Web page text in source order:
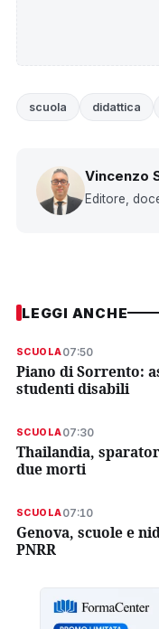
scuola didattica
Vincenzo
Editore,
LEGGI ANCHE
SCUOLA07:50
Piano di Sorrento:
studenti disabili
SCUOLA07:30
Thailandia,
due morti
SCUOLA07:10
Genova, scuole e
PNRR